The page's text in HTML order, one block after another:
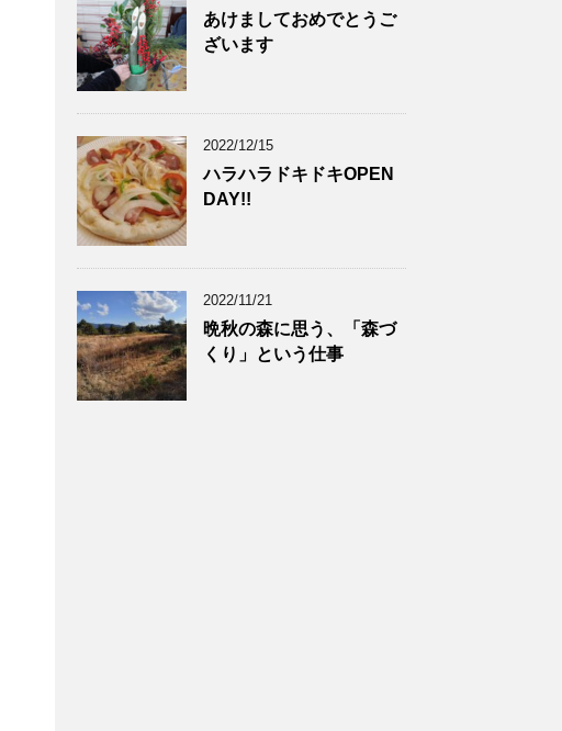
あけましておめでとうご
ざいます
2022/12/15
ハラハラドキドキOPEN
DAY!!
2022/11/21
晩秋の森に思う、「森づ
くり」という仕事